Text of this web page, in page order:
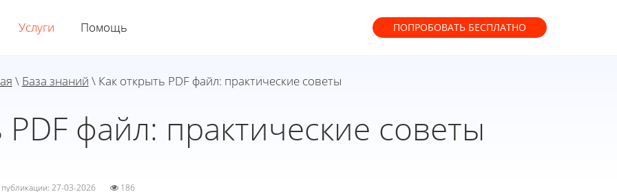
Услуги Помощь ПОПРОБОВАТЬ БЕСПЛАТНО
\ База знаний \ Как открыть PDF файл: практические советы
PDF файл: практические советы
публикации: 27-03-2026 186